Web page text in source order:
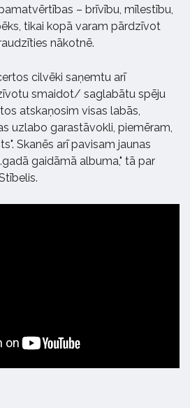
– brīvību, mīlestību,
tikai kopā varam pārdzīvot
nākotnē.
cilvēki saņemtu arī
smaidot/ saglabātu spēju
atskaņosim visas labās,
uzlabo garastāvokli, piemēram,
Skanēs arī pavisam jaunas
gaidāmā albuma," tā par